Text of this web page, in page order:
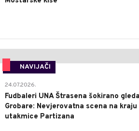
NAVIJAČI
24.07.2026.
Fudbaleri UNA Štrasena šokirano
Grobare: Nevjerovatna scena na kraju
utakmice Partizana